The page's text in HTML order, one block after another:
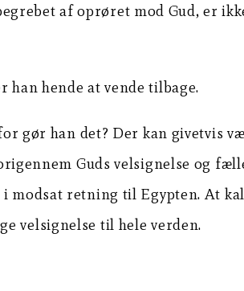
af oprøret mod Gud, er
han hende at vende tilbage.
gør han det? Der kan givetvis
Guds velsignelse og
modsat retning til Egypten. At
velsignelse til hele verden.